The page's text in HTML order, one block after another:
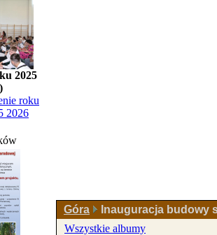
2025
roku
2026
Góra
Inauguracja budowy
Wszystkie albumy